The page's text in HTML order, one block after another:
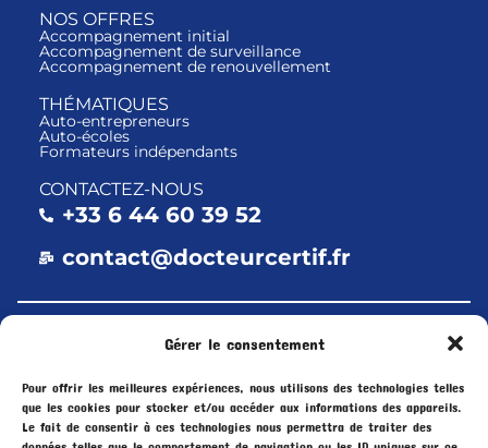
Gérer le consentement
Pour offrir les meilleures expériences, nous utilisons des technologies telles
que les cookies pour stocker et/ou accéder aux informations des appareils.
Le fait de consentir à ces technologies nous permettra de traiter des
NOS OFFRES
Accompagnement initial
Accompagnement de surveillance
Accompagnement de renouvellement
THÉMATIQUES
Auto-entrepreneurs
Auto-écoles
Formateurs indépendants
CONTACTEZ-NOUS
+33 6 44 60 39 52
contact@docteurcertif.fr
Aix-en-Provence –Ajaccio
–
Essonne–Grenoble–Le Havre–Lille–
Lyon–Marseille–Montpellier–